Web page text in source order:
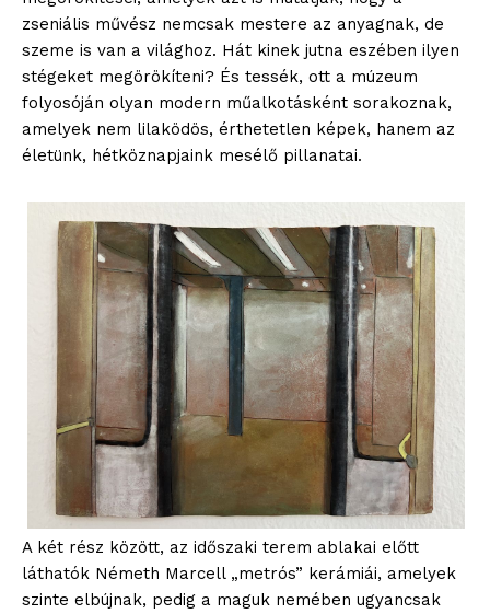
zseniális művész nemcsak mestere az anyagnak, de
szeme is van a világhoz. Hát kinek jutna eszében ilyen
stégeket megörökíteni? És tessék, ott a múzeum
folyosóján olyan modern műalkotásként sorakoznak,
amelyek nem lilaködös, érthetetlen képek, hanem az
életünk, hétköznapjaink mesélő pillanatai.
A két rész között, az időszaki terem ablakai előtt
láthatók Németh Marcell „metrós” kerámiái, amelyek
szinte elbújnak, pedig a maguk nemében ugyancsak